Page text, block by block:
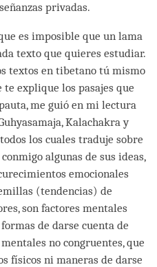
privadas.
es imposible que un lama
texto que quieres estudiar.
textos en tibetano tú mismo
explique los pasajes que
me guió en mi lectura
Kalachakra y
los cuales traduje sobre
algunas de sus ideas,
emocionales
(tendencias) de
son factores mentales
de darse cuenta de
no congruentes, que
físicos ni maneras de darse